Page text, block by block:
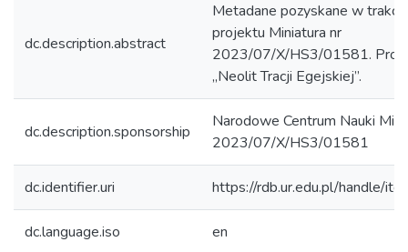
dc.description.abstract
Metadane pozyskane w
projektu Miniatura nr
2023/07/X/HS3/01581.
„Neolit Tracji Egejskiej”.
dc.description.sponsorship
Narodowe Centrum Nauki
2023/07/X/HS3/01581
dc.identifier.uri https://rdb.ur.edu.pl/handle/
dc.language.iso en